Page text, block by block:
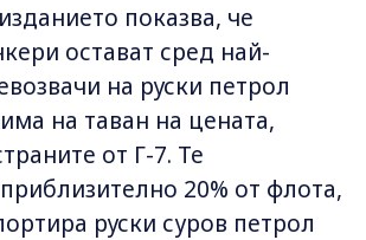
показва, че
остават сред най-
на руски петрол
на таван на цената,
от Г-7. Те
20% от флота,
руски суров петрол